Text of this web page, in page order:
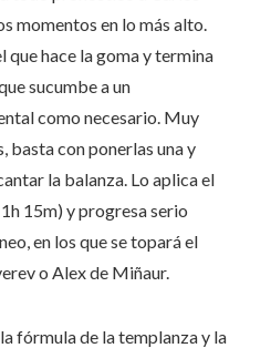
momentos en lo más alto.
que hace la goma y termina
sucumbe a un
como necesario. Muy
basta con ponerlas una y
la balanza. Lo aplica el
15m) y progresa serio
en los que se topará el
o Alex de Miñaur.
fórmula de la templanza y la